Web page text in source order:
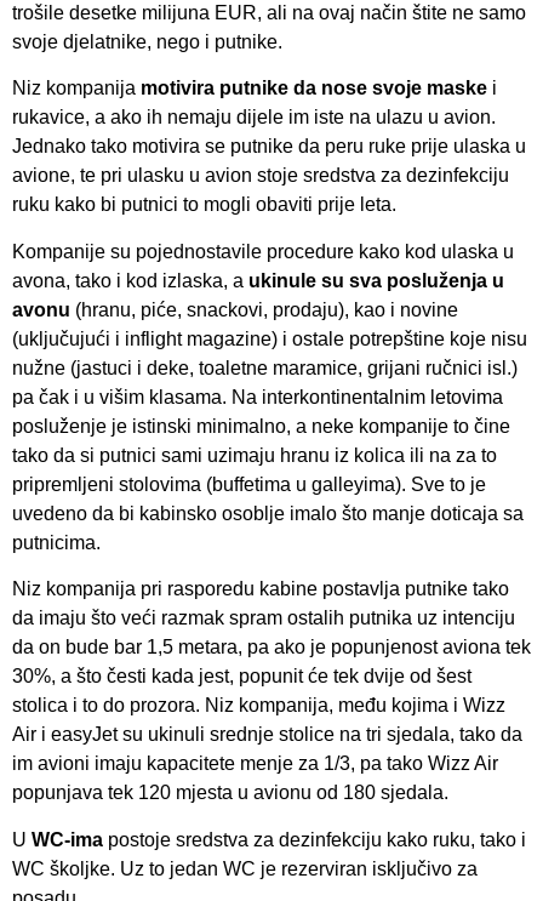
trošile desetke milijuna EUR, ali na ovaj način štite ne samo
svoje djelatnike, nego i putnike.
Niz kompanija motivira putnike da nose svoje maske i
rukavice, a ako ih nemaju dijele im iste na ulazu u avion.
Jednako tako motivira se putnike da peru ruke prije ulaska u
avione, te pri ulasku u avion stoje sredstva za dezinfekciju
ruku kako bi putnici to mogli obaviti prije leta.
Kompanije su pojednostavile procedure kako kod ulaska u
avona, tako i kod izlaska, a ukinule su sva posluženja u
avonu (hranu, piće, snackovi, prodaju), kao i novine
(uključujući i inflight magazine) i ostale potrepštine koje nisu
nužne (jastuci i deke, toaletne maramice, grijani ručnici isl.)
pa čak i u višim klasama. Na interkontinentalnim letovima
posluženje je istinski minimalno, a neke kompanije to čine
tako da si putnici sami uzimaju hranu iz kolica ili na za to
pripremljeni stolovima (buffetima u galleyima). Sve to je
uvedeno da bi kabinsko osoblje imalo što manje doticaja sa
putnicima.
Niz kompanija pri rasporedu kabine postavlja putnike tako
da imaju što veći razmak spram ostalih putnika uz intenciju
da on bude bar 1,5 metara, pa ako je popunjenost aviona tek
30%, a što česti kada jest, popunit će tek dvije od šest
stolica i to do prozora. Niz kompanija, među kojima i Wizz
Air i easyJet su ukinuli srednje stolice na tri sjedala, tako da
im avioni imaju kapacitete menje za 1/3, pa tako Wizz Air
popunjava tek 120 mjesta u avionu od 180 sjedala.
U WC-ima postoje sredstva za dezinfekciju kako ruku, tako i
WC školjke. Uz to jedan WC je rezerviran isključivo za